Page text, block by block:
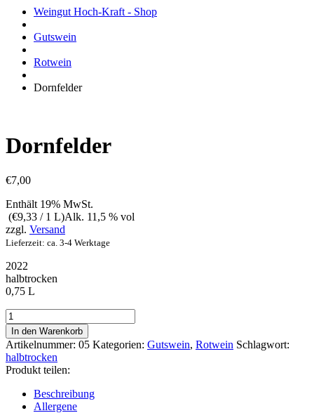
Weingut Hoch-Kraft - Shop
Gutswein
Rotwein
Dornfelder
Dornfelder
€7,00
Enthält 19% MwSt.
(€9,33 / 1 L)Alk. 11,5 % vol
zzgl. Versand
Lieferzeit: ca. 3-4 Werktage
2022
halbtrocken
0,75 L
Dornfelder
Menge
In den Warenkorb
Artikelnummer: 05 Kategorien: Gutswein, Rotwein Schlagwort:
halbtrocken
Produkt teilen:
Beschreibung
Allergene